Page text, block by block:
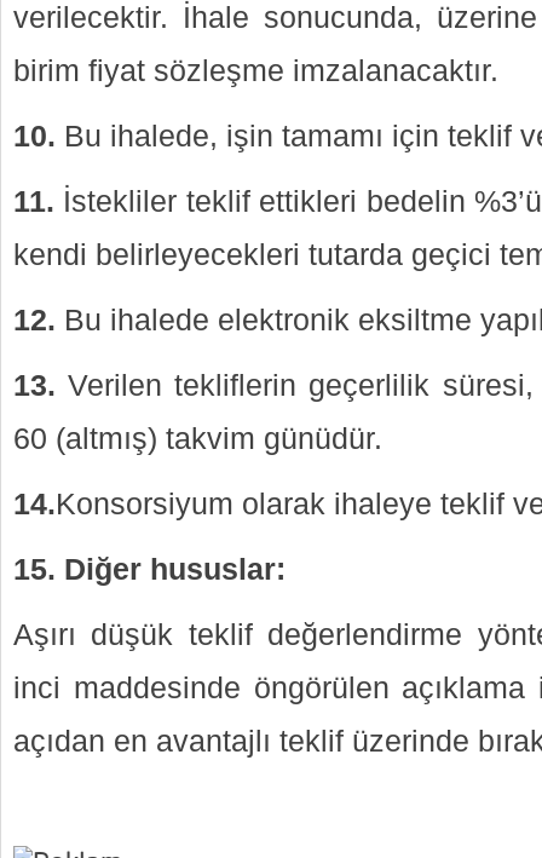
verilecektir. İhale sonucunda,
birim fiyat sözleşme imzalanacaktır.
10. Bu ihalede, işin tamamı için teklif
11. İstekliler teklif ettikleri bedelin
kendi belirleyecekleri tutarda geçici
12. Bu ihalede elektronik eksiltme
13. Verilen tekliflerin geçerlilik
60 (altmış) takvim günüdür.
14.Konsorsiyum olarak ihaleye teklif
15. Diğer hususlar:
Aşırı düşük teklif değerlendirme
inci maddesinde öngörülen
açıdan en avantajlı teklif üzerinde